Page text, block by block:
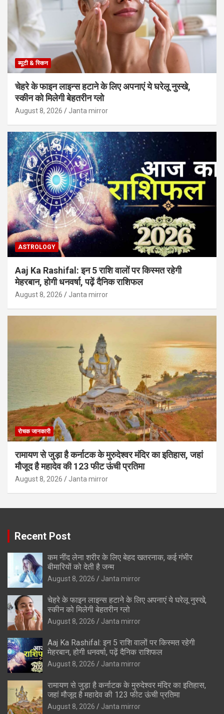
ब्यूटी & स्किन
चेहरे के फाइन लाइन्स हटाने के लिए अपनाएं ये घरेलू नुस्खे,
स्कीन को मिलेगी बेहतरीन ग्लो
August 8, 2026 Janta mirror
ASTROLOGY
Aaj Ka Rashifal: इन 5 राशि वालों पर किस्मत रहेगी
मेहरबान, होगी धनवर्षा, पढ़ें दैनिक राशिफल
August 8, 2026 Janta mirror
रोचक जानकारी
रामायण से जुड़ा है कर्नाटक के मुरुदेश्वर मंदिर का इतिहास, जहां
मौजूद है महादेव की 123 फीट ऊंची प्रतिमा
August 8, 2026 Janta mirror
Recent Post
कम नींद लेना शरीर के लिए बेहद खतरनाक, कई गंभीर
बीमारियों को देती है जन्म
August 8, 2026 Janta mirror
चेहरे के फाइन लाइन्स हटाने के लिए अपनाएं ये घरेलू नुस्खे,
स्कीन को मिलेगी बेहतरीन ग्लो
August 8, 2026 Janta mirror
Aaj Ka Rashifal: इन 5 राशि वालों पर किस्मत रहेगी
मेहरबान, होगी धनवर्षा, पढ़ें दैनिक राशिफल
August 8, 2026 Janta mirror
रामायण से जुड़ा है कर्नाटक के मुरुदेश्वर मंदिर का इतिहास,
जहां मौजूद है महादेव की 123 फीट ऊंची प्रतिमा
August 8, 2026 Janta mirror